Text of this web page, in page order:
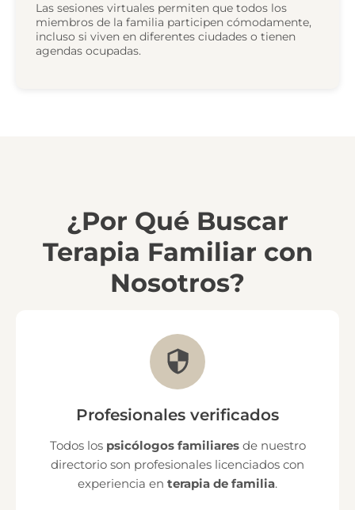
Las sesiones virtuales permiten que todos los
miembros de la familia participen cómodamente,
incluso si viven en diferentes ciudades o tienen
agendas ocupadas.
¿Por Qué Buscar
Terapia Familiar con
Nosotros?
Profesionales verificados
Todos los psicólogos familiaresde nuestro
directorio son profesionales licenciados con
experiencia en terapia de familia.